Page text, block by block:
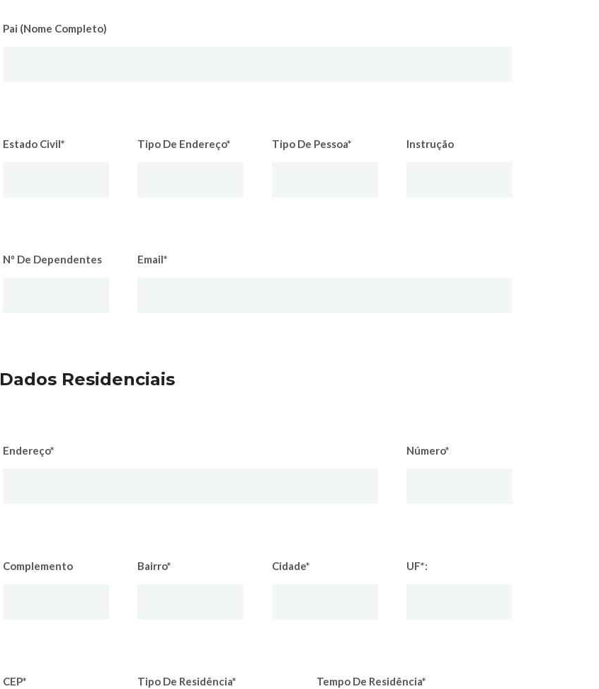
Pai (Nome Completo)
Estado Civil* Tipo De Endereço* Tipo De Pessoa* Instrução
Nº De Dependentes Email*
Dados Residenciais
Endereço* Número*
Complemento Bairro* Cidade* UF*:
CEP* Tipo De Residência* Tempo De Residência*